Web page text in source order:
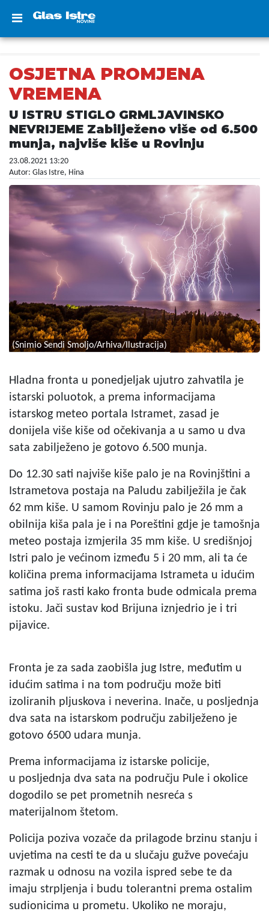
OSJETNA PROMJENA
VREMENA
U ISTRU STIGLO GRMLJAVINSKO
NEVRIJEME Zabilježeno više od 6.500
munja, najviše kiše u Rovinju
23.08.2021 13:20
Autor: Glas Istre, Hina
(Snimio Sendi Smoljo/Arhiva/Ilustracija)
Hladna fronta u ponedjeljak ujutro zahvatila je
istarski poluotok, a prema informacijama
istarskog meteo portala Istramet, zasad je
donijela više kiše od očekivanja a u samo u dva
sata zabilježeno je gotovo 6.500 munja.
Do 12.30 sati najviše kiše palo je na Rovinjštini a
Istrametova postaja na Paludu zabilježila je čak
62 mm kiše. U samom Rovinju palo je 26 mm a
obilnija kiša pala je i na Poreštini gdje je tamošnja
meteo postaja izmjerila 35 mm kiše. U središnjoj
Istri palo je većinom između 5 i 20 mm, ali ta će
količina prema informacijama Istrameta u idućim
satima još rasti kako fronta bude odmicala prema
istoku. Jači sustav kod Brijuna iznjedrio je i tri
pijavice.
Fronta je za sada zaobišla jug Istre, međutim u
idućim satima i na tom području može biti
izoliranih pljuskova i neverina. Inače, u posljednja
dva sata na istarskom području zabilježeno je
gotovo 6500 udara munja.
Prema informacijama iz istarske policije,
u posljednja dva sata na području Pule i okolice
dogodilo se pet prometnih nesreća s
materijalnom štetom.
Policija poziva vozače da prilagode brzinu stanju i
uvjetima na cesti te da u slučaju gužve povećaju
razmak u odnosu na vozila ispred sebe te da
imaju strpljenja i budu tolerantni prema ostalim
sudionicima u prometu. Ukoliko ne moraju,